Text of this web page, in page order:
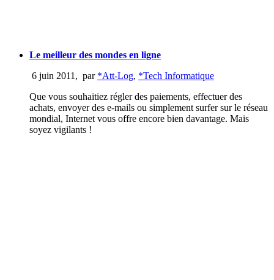
Le meilleur des mondes en ligne
6 juin 2011 , par *Att-Log, *Tech Informatique
Que vous souhaitiez régler des paiements, effectuer des
achats, envoyer des e-mails ou simplement surfer sur le réseau
mondial, Internet vous offre encore bien davantage. Mais
soyez vigilants !